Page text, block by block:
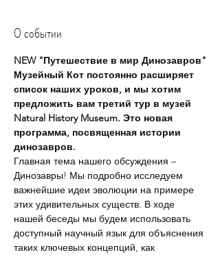
О событии
NEW "Путешествие в мир Динозавров"
Музейный Кот постоянно расширяет
список наших уроков, и мы хотим
предложить вам третий тур в музей
Natural History Museum. Это новая
программа, посвященная истории
динозавров.
Главная тема нашего обсуждения –
Динозавры! Мы подробно исследуем
важнейшие идеи эволюции на примере
этих удивительных существ. В ходе
нашей беседы мы будем использовать
доступный научный язык для объяснения
таких ключевых концепций, как